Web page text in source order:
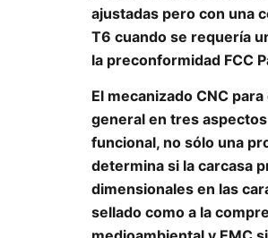
ajustadas pero con una
T6 cuando se requería
la preconformidad FCC
El mecanizado CNC
general en tres
funcional, no sólo una
determina si la carcasa
dimensionales en las
sellado como a la